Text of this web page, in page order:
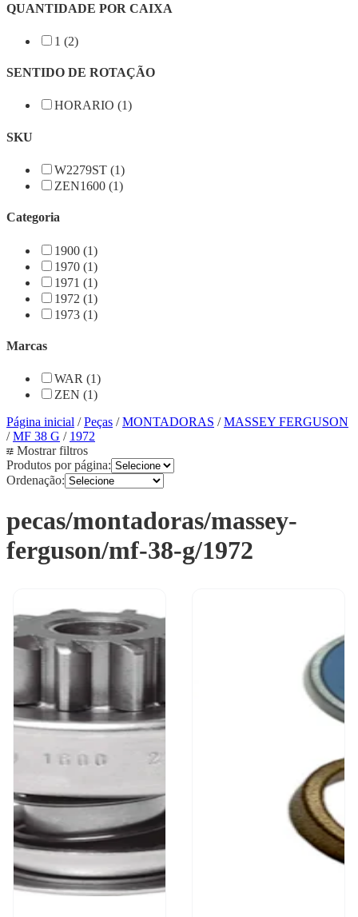
QUANTIDADE POR CAIXA
1 (2)
SENTIDO DE ROTAÇÃO
HORARIO (1)
SKU
W2279ST (1)
ZEN1600 (1)
Categoria
1900 (1)
1970 (1)
1971 (1)
1972 (1)
1973 (1)
Marcas
WAR (1)
ZEN (1)
Página inicial /Peças /MONTADORAS /MASSEY FERGUSON
/MF 38 G / 1972
Mostrar filtros
Produtos por página:
Ordenação:
pecas/montadoras/massey-
ferguson/mf-38-g/1972